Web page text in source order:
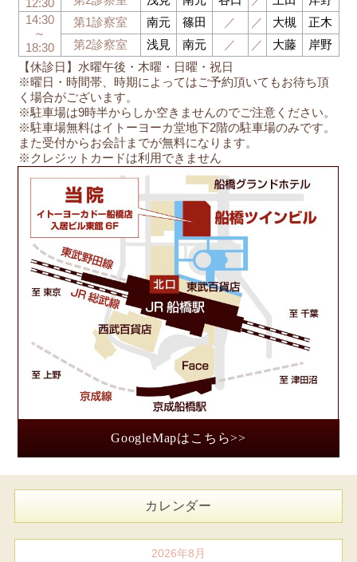
【休診日】水曜午後・木曜・日曜・祝日
※曜日・時間帯、時期によってはご予約頂いてもお待ち頂
く場合がございます。
※駐車場は9時半からしか空きませんのでご注意ください。
※駐車場無料はイトーヨーカ堂地下2階の駐車場のみです。
また受付からお会計までが無料になります。
※クレジットカードは利用できません
12:30
14:30
～
18:30
第1診察室 南元 篠田 ／ ／ 大槻
正木
第2診察室
浅見 南元 ／ ／ 大藤 岸野
GoogleMapはこちら>>
カレンダー
2026年8月